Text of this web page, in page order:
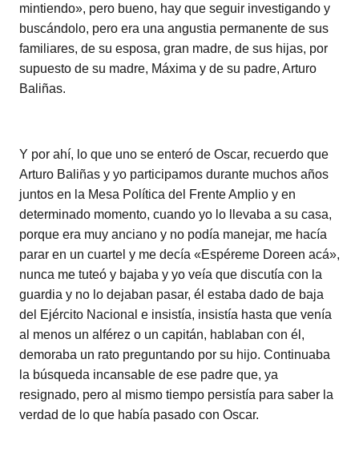
mintiendo», pero bueno, hay que seguir investigando y
buscándolo, pero era una angustia permanente de sus
familiares, de su esposa, gran madre, de sus hijas, por
supuesto de su madre, Máxima y de su padre, Arturo
Baliñas.
Y por ahí, lo que uno se enteró de Oscar, recuerdo que
Arturo Baliñas y yo participamos durante muchos años
juntos en la Mesa Política del Frente Amplio y en
determinado momento, cuando yo lo llevaba a su casa,
porque era muy anciano y no podía manejar, me hacía
parar en un cuartel y me decía «Espéreme Doreen acá»,
nunca me tuteó y bajaba y yo veía que discutía con la
guardia y no lo dejaban pasar, él estaba dado de baja
del Ejército Nacional e insistía, insistía hasta que venía
al menos un alférez o un capitán, hablaban con él,
demoraba un rato preguntando por su hijo. Continuaba
la búsqueda incansable de ese padre que, ya
resignado, pero al mismo tiempo persistía para saber la
verdad de lo que había pasado con Oscar.